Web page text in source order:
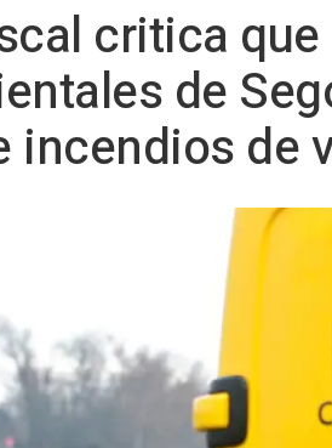
critica
de
incendios de